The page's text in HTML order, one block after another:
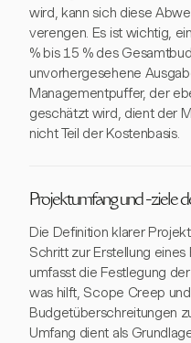
wird, kann sich diese
verengen. Es ist wichtig,
% bis 15 % des
unvorhergesehene
Managementpuffer, der
geschätzt wird, dient der
nicht Teil der Kostenbasis.
Projektumfang und -ziele
Die Definition klarer
Schritt zur Erstellung
umfasst die Festlegung
was hilft, Scope Creep
Budgetüberschreitungen
Umfang dient als